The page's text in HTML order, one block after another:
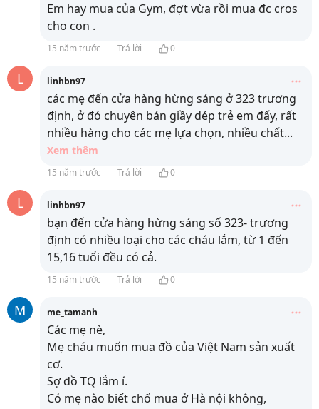
Em hay mua của Gym, đợt vừa rồi mua đc cros
cho con .
15 năm trước Trả lời 0
L linhbn97
các mẹ đến cửa hàng hừng sáng ở 323 trương
định, ở đó chuyên bán giầy dép trẻ em đấy, rất
nhiều hàng cho các mẹ lựa chọn, nhiều chất...
Xem thêm
15 năm trước Trả lời 0
L linhbn97
bạn đến cửa hàng hừng sáng số 323- trương
định có nhiều loại cho các cháu lắm, từ 1 đến
15,16 tuổi đều có cả.
15 năm trước Trả lời 0
M me_tamanh
Các mẹ nè,
Mẹ cháu muốn mua đồ của Việt Nam sản xuất
cơ.
Sợ đồ TQ lắm í.
Có mẹ nào biết chố mua ở Hà nội không,